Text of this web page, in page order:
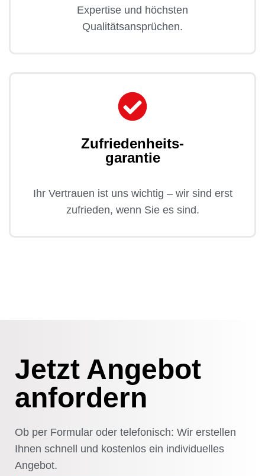
Expertise und höchsten
Qualitätsansprüchen.
Zufriedenheits-
garantie
Ihr Vertrauen ist uns wichtig – wir sind erst
zufrieden, wenn Sie es sind.
Jetzt Angebot
anfordern
Ob per Formular oder telefonisch: Wir erstellen
Ihnen schnell und kostenlos ein individuelles
Angebot.